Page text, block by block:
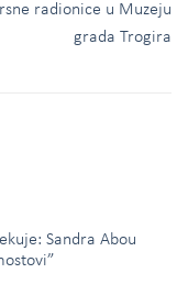
radionice u Muzeju
grada Trogira
Sandra Abou